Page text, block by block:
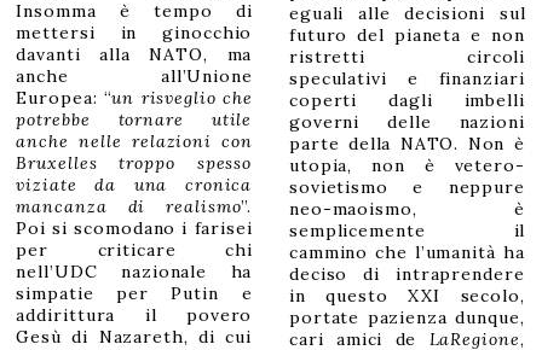
Insomma è tempo di
mettersi in ginocchio
davanti alla NATO, ma
anche all’Unione
Europea: “un risveglio che
potrebbe tornare utile
anche nelle relazioni con
Bruxelles troppo spesso
viziate da una cronica
mancanza di realismo”.
Poi si scomodano i farisei
per criticare chi
nell’UDC nazionale ha
simpatie per Putin e
addirittura il povero
Gesù di Nazareth, di cui
eguali alle decisioni sul
futuro del pianeta e non
ristretti circoli
speculativi e finanziari
coperti dagli imbelli
governi delle nazioni
parte della NATO. Non è
utopia, non è vetero-
sovietismo e neppure
neo-maoismo, è
semplicemente il
cammino che l’umanità ha
deciso di intraprendere
in questo XXI secolo,
portate pazienza dunque,
cari amici de LaRegione,